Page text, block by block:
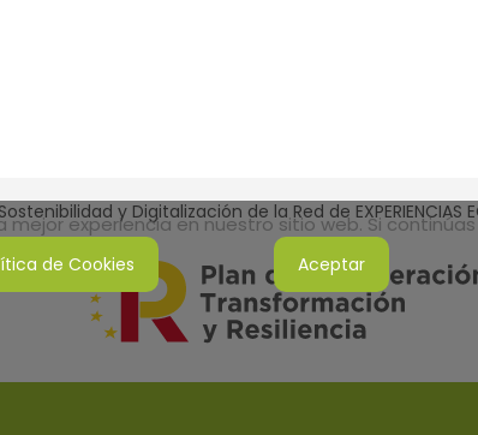
y Digitalización de la Red de EXPERIENCIAS
experiencia en nuestro sitio web. Si
de Cookies Aceptar